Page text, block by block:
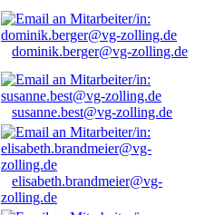
dominik.berger@vg-zolling.de
susanne.best@vg-zolling.de
elisabeth.brandmeier@vg-
zolling.de